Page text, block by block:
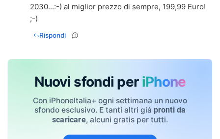
2030...:-) al miglior prezzo di sempre, 199,99 Euro!
;-)
Rispondi
Nuovi sfondi per iPhone
Con iPhoneItalia+ ogni settimana un nuovo
sfondo esclusivo. E tanti altri già pronti da
scaricare, alcuni gratis per tutti.